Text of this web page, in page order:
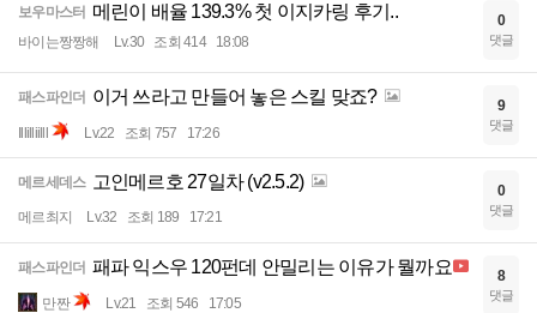
보우마스터 메린이 배율 139.3% 첫 이지카링 후기..
바이는짱짱해 Lv.30 조회 414 18:08
0
댓글
패스파인더 이거 쓰라고 만들어 놓은 스킬 맞죠?
Illilliilll Lv.22 조회 757 17:26
9
댓글
메르세데스 고인메르호 27일차 (v2.5.2)
메르최지 Lv.32 조회 189 17:21
0
댓글
패스파인더 패파 익스우 120펀데 안밀리는 이유가 뭘까요
만짠 Lv.21 조회 546 17:05
8
댓글